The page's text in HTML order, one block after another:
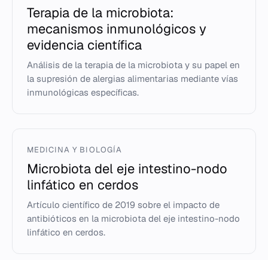
Terapia de la microbiota:
mecanismos inmunológicos y
evidencia científica
Análisis de la terapia de la microbiota y su papel en
la supresión de alergias alimentarias mediante vías
inmunológicas específicas.
MEDICINA Y BIOLOGÍA
Microbiota del eje intestino-nodo
linfático en cerdos
Artículo científico de 2019 sobre el impacto de
antibióticos en la microbiota del eje intestino-nodo
linfático en cerdos.